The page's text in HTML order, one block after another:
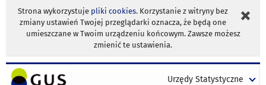
Strona wykorzystuje pliki cookies. Korzystanie z witryny bez
zmiany ustawień Twojej przeglądarki oznacza, że będą one
umieszczane w Twoim urządzeniu końcowym. Zawsze możesz
zmienić te ustawienia.
Urzędy Statystyczne